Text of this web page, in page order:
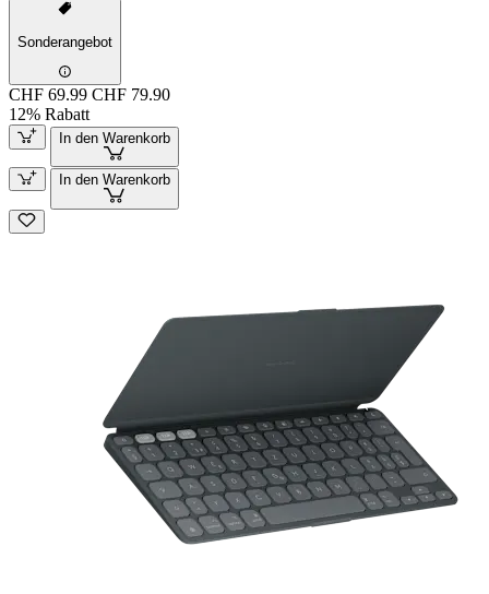
Sonderangebot
CHF 69.99 CHF 79.90
12% Rabatt
In den Warenkorb
In den Warenkorb